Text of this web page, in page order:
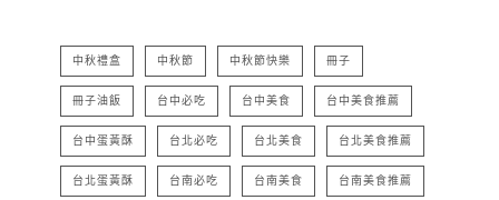
中秋禮盒 中秋節 中秋節快樂 冊子
冊子油飯 台中必吃 台中美食 台中美食推薦
台中蛋黃酥 台北必吃 台北美食 台北美食推薦
台北蛋黃酥 台南必吃 台南美食 台南美食推薦